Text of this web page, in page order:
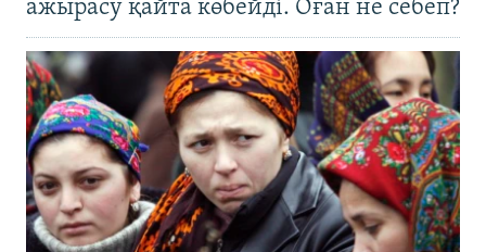
ажырасу қайта көбейді. Оған не себеп?